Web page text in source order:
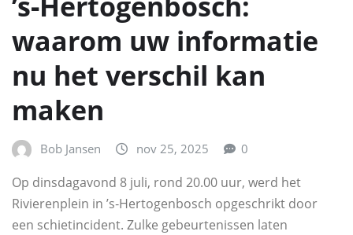
waarom uw informatie
nu het verschil kan
maken
Bob Jansen nov 25, 2025 0
Op dinsdagavond 8 juli, rond 20.00 uur, werd het
Rivierenplein in ’s‑Hertogenbosch opgeschrikt door
een schietincident. Zulke gebeurtenissen laten